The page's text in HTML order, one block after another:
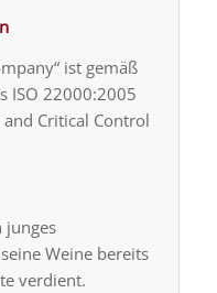
ist gemäß
ISO 22000:2005
Critical Control
junges
Weine bereits
verdient.